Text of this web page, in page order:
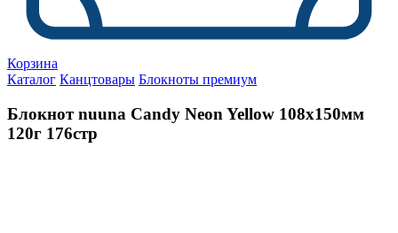
Корзина
Каталог Канцтовары Блокноты премиум
Блокнот nuuna Candy Neon Yellow 108х150мм
120г 176стр